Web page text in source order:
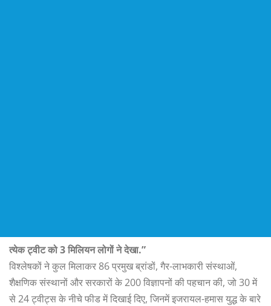
त्येक ट्वीट को 3 मिलियन लोगों ने देखा.”
विश्लेषकों ने कुल मिलाकर 86 प्रमुख ब्रांडों, गैर-लाभकारी संस्थाओं,
शैक्षणिक संस्थानों और सरकारों के 200 विज्ञापनों की पहचान की, जो 30 में
से 24 ट्वीट्स के नीचे फीड में दिखाई दिए, जिनमें इजरायल-हमास युद्ध के बारे